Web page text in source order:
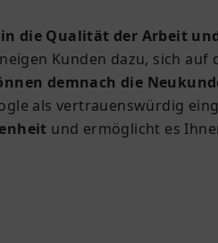
die Qualität der Arbeit
Kunden dazu, sich auf
demnach die
als vertrauenswürdig
und ermöglicht es